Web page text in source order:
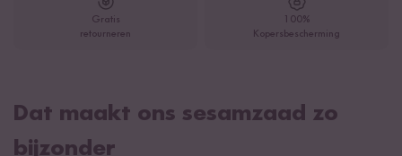
Gratis
retourneren
100%
Kopersbescherming
Dat maakt ons sesamzaad zo
bijzonder